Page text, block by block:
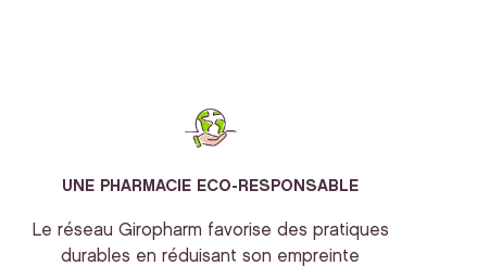
UNE PHARMACIE ECO-RESPONSABLE
Le réseau Giropharm favorise des pratiques
durables en réduisant son empreinte